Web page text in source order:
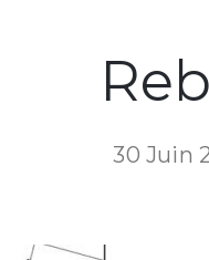
30 Juin